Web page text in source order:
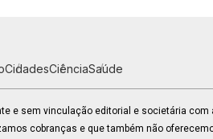
CidadesCiênciaSaúde
e sem vinculação editorial e societária com a
cobranças e que também não